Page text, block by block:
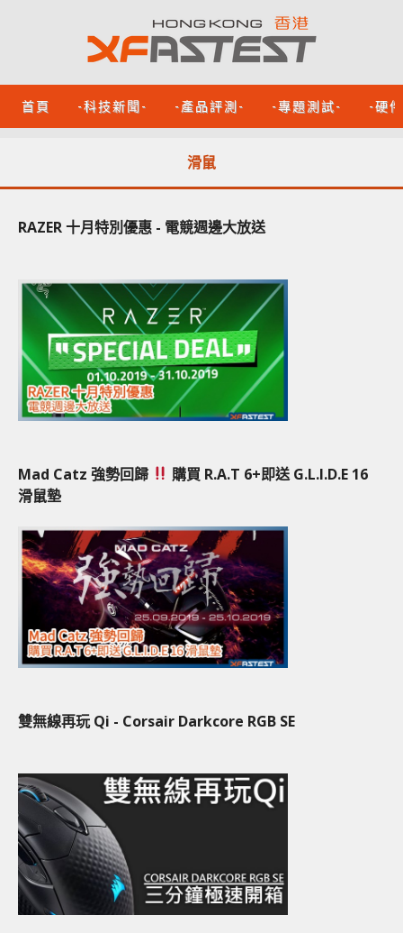
首頁 -科技新聞- -產品評測- -專題測試- -硬
滑鼠
RAZER 十月特別優惠 - 電競週邊大放送
Mad Catz 強勢回歸
購買 R.A.T 6+即送 G.L.I.D.E 16
滑鼠墊
雙無線再玩 Qi - Corsair Darkcore RGB SE